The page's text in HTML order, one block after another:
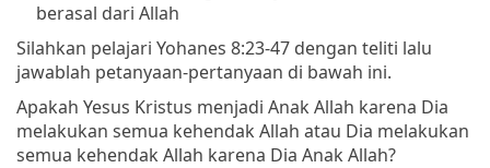
berasal dari Allah
Silahkan pelajari Yohanes 8:23-47 dengan teliti lalu
jawablah petanyaan-pertanyaan di bawah ini.
Apakah Yesus Kristus menjadi Anak Allah karena Dia
melakukan semua kehendak Allah atau Dia melakukan
semua kehendak Allah karena Dia Anak Allah?